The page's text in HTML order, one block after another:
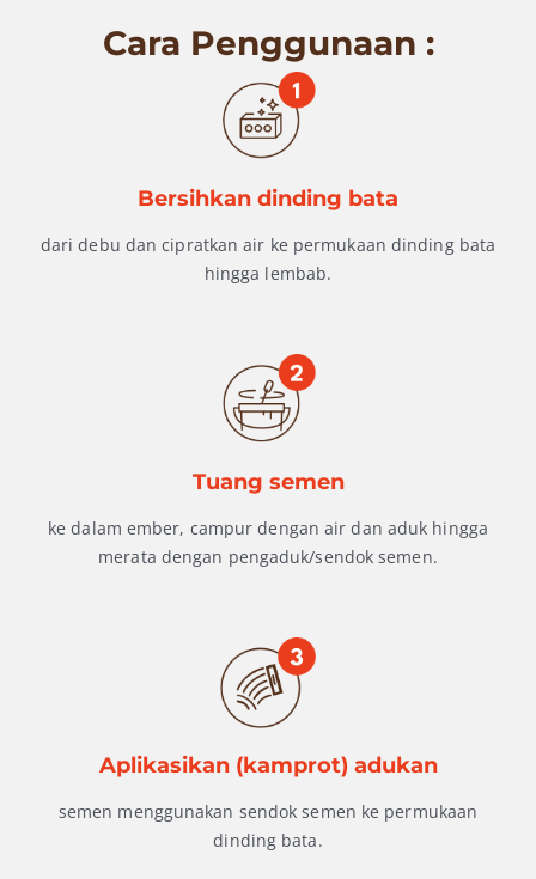
Cara Penggunaan :
Bersihkan dinding bata
dari debu dan cipratkan air ke permukaan dinding bata
hingga lembab.
Tuang semen
ke dalam ember, campur dengan air dan aduk hingga
merata dengan pengaduk/sendok semen.
Aplikasikan (kamprot) adukan
semen menggunakan sendok semen ke permukaan
dinding bata.